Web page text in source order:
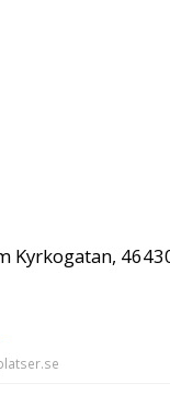
Kyrkogatan,